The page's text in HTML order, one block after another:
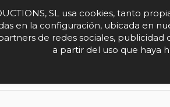
HOME BRAND
SL usa cookies, tanto
en la configuración, ubicada en
de redes sociales,
a partir del uso que haya